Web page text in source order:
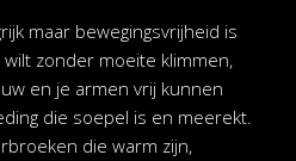
maar bewegingsvrijheid is
zonder moeite klimmen,
en je armen vrij kunnen
die soepel is en meerekt.
die warm zijn,